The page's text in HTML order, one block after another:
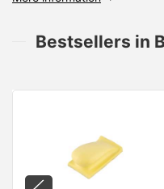
Bestsellers in